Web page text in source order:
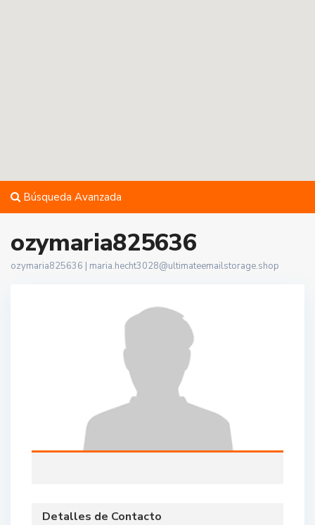
Búsqueda Avanzada
ozymaria825636
ozymaria825636 | maria.hecht3028@ultimateemailstorage.shop
Detalles de Contacto